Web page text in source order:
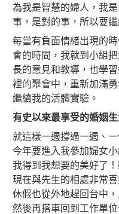
為我是智慧的婦人，我
事，是對的事，所以要繼
每當有負面情緒出現的
會的時間，我就到小組
長的意見和教導，也學
裡的聚會中，重新加滿
繼續我的活體實驗。
有史以來最享受的婚姻
就這樣一週撐過一週、
今年要進入我參加婦女
我得到我想要的美好了
現在與先生的相處非常
休假也從外地趕回台中
然後再搭車回到工作單位